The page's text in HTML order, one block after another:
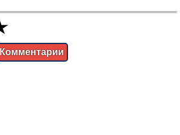
Комментарии